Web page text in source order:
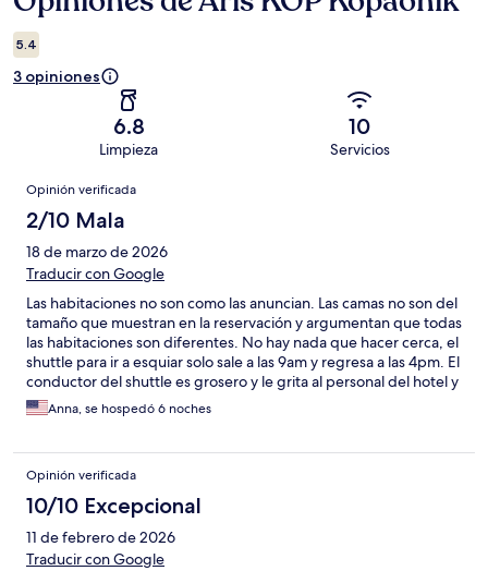
5.4
3 opiniones
6.8
Limpieza
10
Servicios
Opiniones
Opinión verificada
2/10 Mala
18 de marzo de 2026
Traducir con Google
Las habitaciones no son como las anuncian. Las camas no son del
tamaño que muestran en la reservación y argumentan que todas
las habitaciones son diferentes. No hay nada que hacer cerca, el
shuttle para ir a esquiar solo sale a las 9am y regresa a las 4pm. El
conductor del shuttle es grosero y le grita al personal del hotel y
a los huéspedes. No limpian la habitación, solamente hacen las
camas y ya. En general muy pobre la experiencia. Dejamos el
anterior.
Anna, se hospedó 6 noches
Opinión verificada
10/10 Excepcional
11 de febrero de 2026
Traducir con Google